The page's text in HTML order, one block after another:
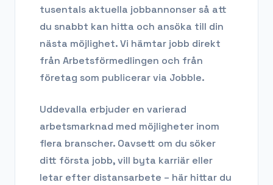
tusentals aktuella jobbannonser så att
du snabbt kan hitta och ansöka till din
nästa möjlighet. Vi hämtar jobb direkt
från Arbetsförmedlingen och från
företag som publicerar via Jobble.
Uddevalla erbjuder en varierad
arbetsmarknad med möjligheter inom
flera branscher. Oavsett om du söker
ditt första jobb, vill byta karriär eller
letar efter distansarbete – här hittar du